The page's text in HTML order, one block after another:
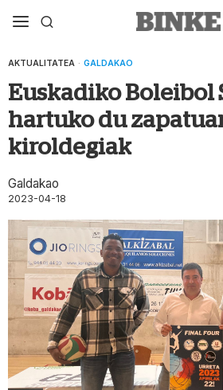
AKTUALITATEA · GALDAKAO
Euskadiko Boleibol
hartuko du
kiroldegiak
Galdakao
2023-04-18